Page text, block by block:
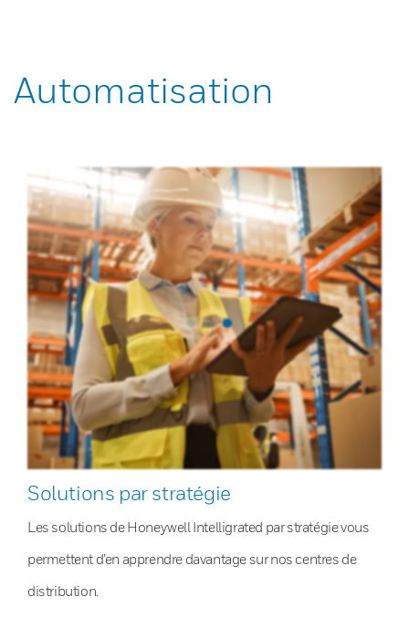
Automatisation
Solutions par stratégie
Les solutions de Honeywell Intelligrated par stratégie vous
permettent d’en apprendre davantage sur nos centres de
distribution.